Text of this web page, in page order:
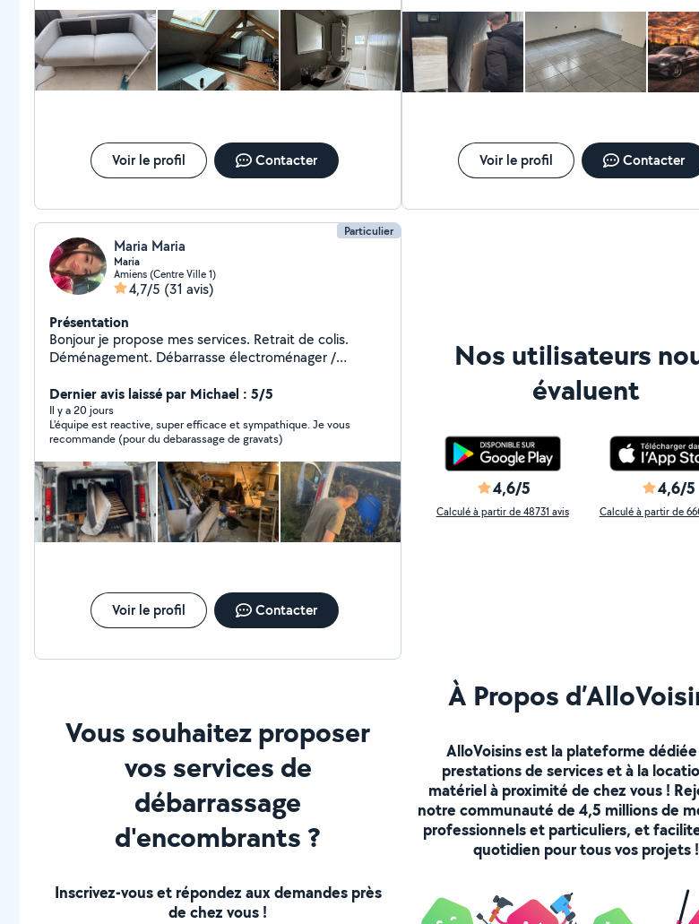
Voir le profil Contacter Voir le profil Contacter
Particulier
Maria Maria
Maria
Amiens (Centre Ville 1)
4,7/5 (31 avis)
Présentation
Bonjour je propose mes services. Retrait de colis.
Déménagement. Débarrasse électroménager /
Transport de scooter/ vélo/ quad. Besoins d'aller faire
les cours Toujours Accompagné.
Dernier avis laissé par Michael : 5/5
Il y a 20 jours
L'équipe est reactive, super efficace et sympathique. Je vous
recommande (pour du debarassage de gravats)
Voir le profil Contacter
Nos utilisateurs
évaluent
4,6/5
Calculé à partir de 48731 avis
4,6/5
Calculé à partir de
Vous souhaitez proposer
vos services de
débarrassage
d'encombrants ?
Inscrivez-vous et répondez aux demandes près
de chez vous !
À Propos
AlloVoisins est la plateforme
prestations de services et à la
matériel à proximité de chez vous !
notre communauté de 4,5 millions de
professionnels et particuliers, et
quotidien pour tous vos projets !